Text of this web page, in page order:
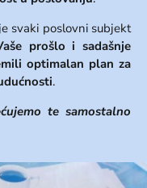
svaki poslovni subjekt
prošlo i sadašnje
optimalan plan za
.
te samostalno